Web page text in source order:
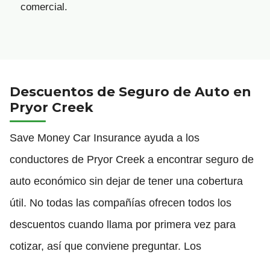
comercial.
Descuentos de Seguro de Auto en
Pryor Creek
Save Money Car Insurance ayuda a los
conductores de Pryor Creek a encontrar seguro de
auto económico sin dejar de tener una cobertura
útil. No todas las compañías ofrecen todos los
descuentos cuando llama por primera vez para
cotizar, así que conviene preguntar. Los